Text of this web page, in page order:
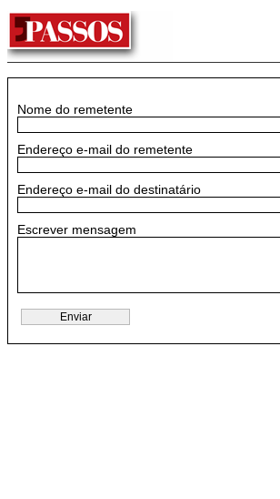
Nome do remetente
Endereço e-mail do remetente
Endereço e-mail do destinatário
Escrever mensagem